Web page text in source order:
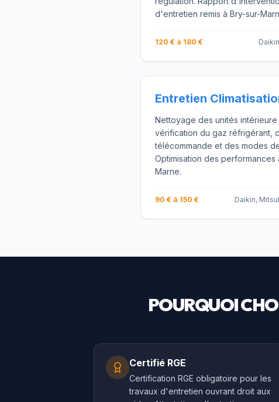
d'entretien remis à Bry-sur-
120 € à 180 €
Entretien
Nettoyage des unités intérieure
vérification du gaz réfrigérant,
télécommande et des modes
Optimisation des performances
Marne.
90 € à 150 € Daikin,
POURQUOI
Certifié RGE
Certification RGE obligatoire pour les
travaux d'entretien ouvrant droit aux